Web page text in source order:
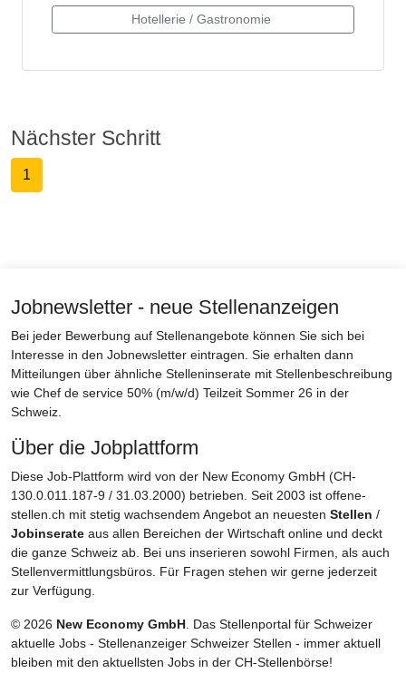
Nächster Schritt
1
Jobnewsletter - neue Stellenanzeigen
Bei jeder Bewerbung auf Stellenangebote können Sie sich bei
Interesse in den Jobnewsletter eintragen. Sie erhalten dann
Mitteilungen über ähnliche Stelleninserate mit Stellenbeschreibung
wie Chef de service 50% (m/w/d) Teilzeit Sommer 26 in der
Schweiz.
Über die Jobplattform
Diese Job-Plattform wird von der New Economy GmbH (CH-
130.0.011.187-9 / 31.03.2000) betrieben. Seit 2003 ist offene-
stellen.ch mit stetig wachsendem Angebot an neuesten Stellen /
Jobinserate aus allen Bereichen der Wirtschaft online und deckt
die ganze Schweiz ab. Bei uns inserieren sowohl Firmen, als auch
Stellenvermittlungsbüros. Für Fragen stehen wir gerne jederzeit
zur Verfügung.
© 2026 New Economy GmbH . Das Stellenportal für Schweizer
aktuelle Jobs - Stellenanzeiger Schweizer Stellen - immer aktuell
bleiben mit den aktuellsten Jobs in der CH-Stellenbörse!